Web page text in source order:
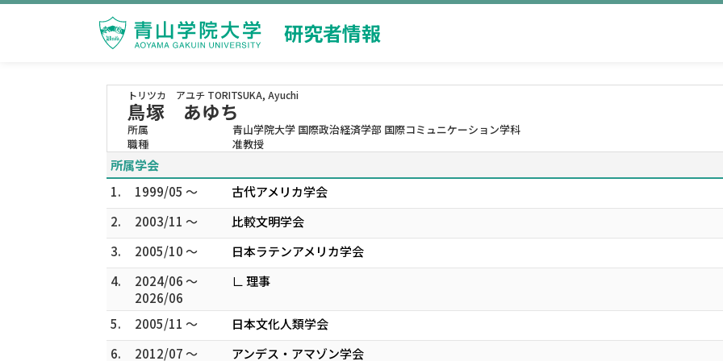
研究者情報
トリツカ アユチ TORITSUKA, Ayuchi
鳥塚 あゆち
所属
青山学院大学 国際政治経済学部 国際コミュニケーション学科
職種
准教授
所属学会
1.
1999/05 ～
古代アメリカ学会
2.
2003/11 ～
比較文明学会
3.
2005/10 ～
日本ラテンアメリカ学会
4.
2024/06 ～
2026/06
∟ 理事
5. 2005/11 ～
日本文化人類学会
6.
2012/07 ～ アンデス・アマゾン学会